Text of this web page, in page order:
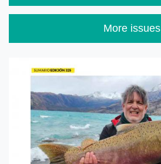
More issues